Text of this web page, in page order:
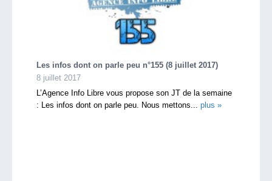
Les infos dont on parle peu n°155 (8 juillet 2017)
8 juillet 2017
L’Agence Info Libre vous propose son JT de la semaine
: Les infos dont on parle peu. Nous mettons... plus »